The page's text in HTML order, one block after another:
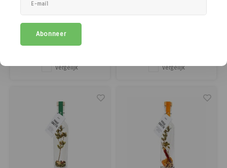
Abonneer
cocktail dankzij de perfecte
combinatie van gevriesdroogde
aardbeien, kruizemunt en rum.
zijn ieder jaar hét teken dat de
Vergelijk
Goed schudden voor gebruik en
Vergelijk